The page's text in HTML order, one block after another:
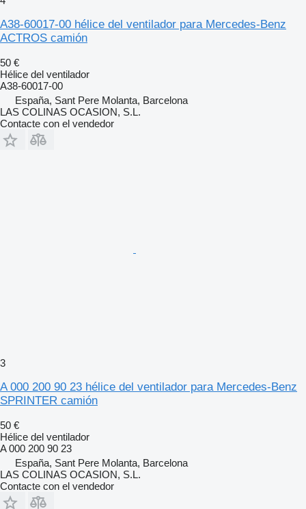
A38-60017-00 hélice del ventilador para Mercedes-Benz
ACTROS camión
50 €
Hélice del ventilador
A38-60017-00
España, Sant Pere Molanta, Barcelona
LAS COLINAS OCASION, S.L.
Contacte con el vendedor
3
A 000 200 90 23 hélice del ventilador para Mercedes-Benz
SPRINTER camión
50 €
Hélice del ventilador
A 000 200 90 23
España, Sant Pere Molanta, Barcelona
LAS COLINAS OCASION, S.L.
Contacte con el vendedor